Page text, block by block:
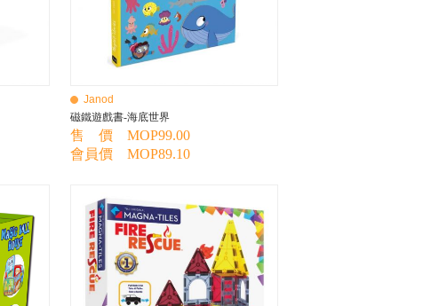
Janod
磁鐵遊戲書-海底世界
售 價 MOP99.00
會員價 MOP89.10